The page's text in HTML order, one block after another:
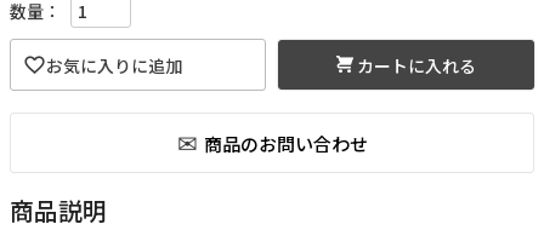
カートに入れる
商品説明